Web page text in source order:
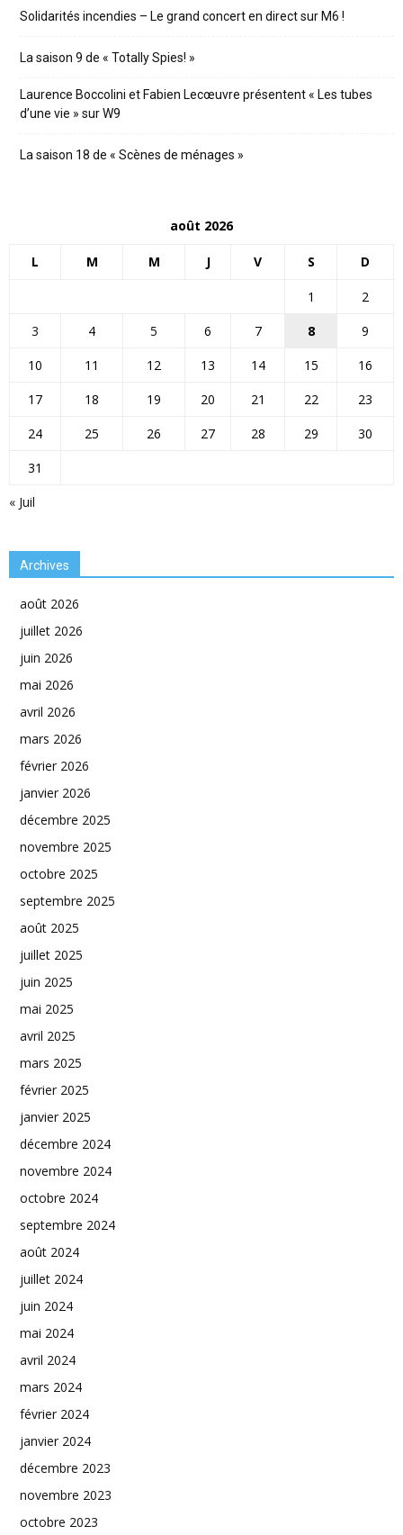
Solidarités incendies – Le grand concert en direct sur M6 !
La saison 9 de « Totally Spies! »
Laurence Boccolini et Fabien Lecœuvre présentent « Les tubes
d’une vie » sur W9
La saison 18 de « Scènes de ménages »
août 2026
L M M J V S D
« Juil
1
2
3
4 5 6 7 8
9
10
11 12 13 14 15
16
17
18 19 20 21 22
23
24
25 26 27 28 29
30
31
Archives
août 2026
juillet 2026
juin 2026
mai 2026
avril 2026
mars 2026
février 2026
janvier 2026
décembre 2025
novembre 2025
octobre 2025
septembre 2025
août 2025
juillet 2025
juin 2025
mai 2025
avril 2025
mars 2025
février 2025
janvier 2025
décembre 2024
novembre 2024
octobre 2024
septembre 2024
août 2024
juillet 2024
juin 2024
mai 2024
avril 2024
mars 2024
février 2024
janvier 2024
décembre 2023
novembre 2023
octobre 2023